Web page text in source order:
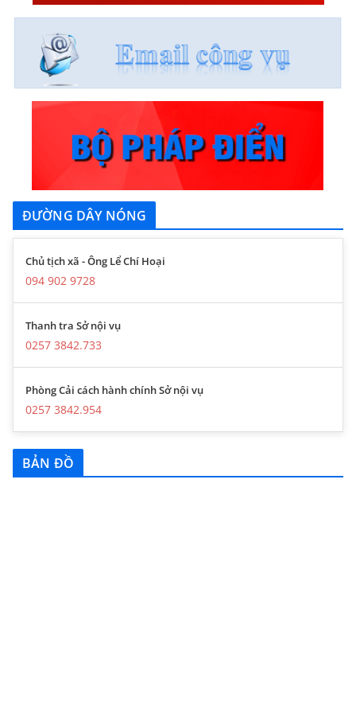
ĐƯỜNG DÂY NÓNG
Chủ tịch xã - Ông Lể Chí Hoại
094 902 9728
Thanh tra Sở nội vụ
0257 3842.733
Phòng Cải cách hành chính Sở nội vụ
0257 3842.954
BẢN ĐỒ